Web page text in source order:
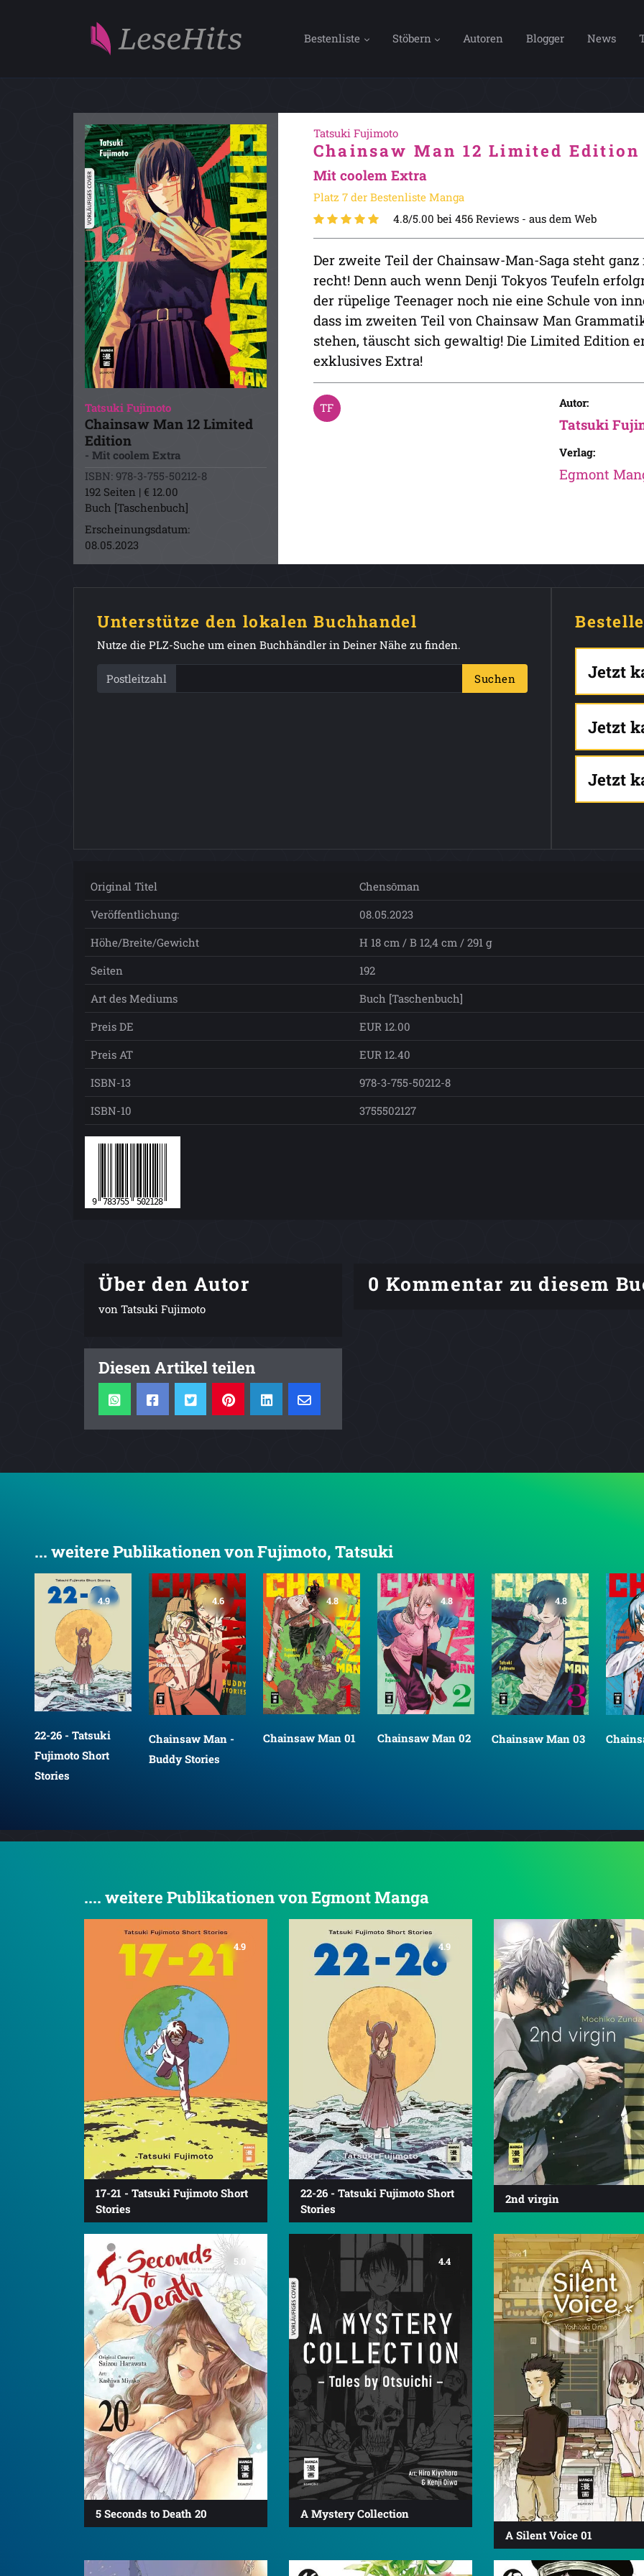
Bestenliste Stöbern Autoren Blogger News
Tatsuki Fujimoto
Chainsaw Man 12 Limited
Edition
- Mit coolem Extra
ISBN: 978-3-755-50212-8
192 Seiten | € 12.00
Buch [Taschenbuch]
Erscheinungsdatum:
08.05.2023
Tatsuki Fujimoto
Chainsaw Man 12 Limited Edition
Mit coolem Extra
Platz 7 der Bestenliste Manga
4.8/5.00 bei 456 Reviews - aus dem Web
Der zweite Teil der Chainsaw-Man-Saga steht
recht! Denn auch wenn Denji Tokyos Teufeln
der rüpelige Teenager noch nie eine Schule von
dass im zweiten Teil von Chainsaw Man
stehen, täuscht sich gewaltig! Die Limited Edition
exklusives Extra!
Autor:
Tatsuki
Verlag:
Egmont
Unterstütze den lokalen Buchhandel
Nutze die PLZ-Suche um einen Buchhändler in Deiner Nähe zu finden.
Postleitzahl Suchen Jetzt
Jetzt
Jetzt
Original Titel
Chensōman
Veröffentlichung:
08.05.2023
Höhe/Breite/Gewicht
H 18 cm / B 12,4 cm / 291 g
Seiten
192
Art des Mediums
Buch [Taschenbuch]
Preis DE
EUR 12.00
Preis AT
EUR 12.40
ISBN-13
978-3-755-50212-8
ISBN-10
3755502127
Über den Autor
von Tatsuki Fujimoto
Diesen Artikel teilen
0 Kommentar zu diesem
... weitere Publikationen von Fujimoto, Tatsuki
4.9
22-26 - Tatsuki
Fujimoto Short
Stories
4.6
Chainsaw Man -
Buddy Stories
4.8
Chainsaw Man 01
4.8
Chainsaw Man 02
4.8
Chainsaw Man 03
.... weitere Publikationen von Egmont Manga
4.9
17-21 - Tatsuki Fujimoto Short
Stories
4.9
22-26 - Tatsuki Fujimoto Short
Stories
2nd virgin
5.0
5 Seconds to Death 20
4.4
A Mystery Collection
A Silent Voice 01